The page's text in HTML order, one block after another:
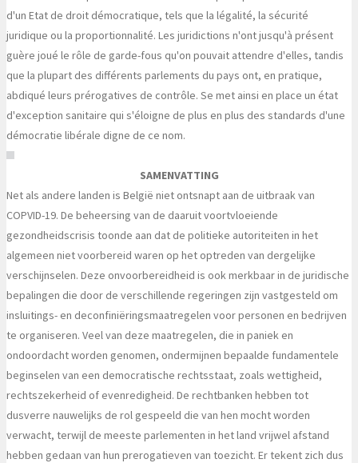
d'un Etat de droit démocratique, tels que la légalité, la sécurité
juridique ou la proportionnalité. Les juridictions n'ont jusqu'à présent
guère joué le rôle de garde-fous qu'on pouvait attendre d'elles, tandis
que la plupart des différents parlements du pays ont, en pratique,
abdiqué leurs prérogatives de contrôle. Se met ainsi en place un état
d'exception sanitaire qui s'éloigne de plus en plus des standards d'une
démocratie libérale digne de ce nom.
SAMENVATTING
Net als andere landen is België niet ontsnapt aan de uitbraak van
COPVID-19. De beheersing van de daaruit voortvloeiende
gezondheidscrisis toonde aan dat de politieke autoriteiten in het
algemeen niet voorbereid waren op het optreden van dergelijke
verschijnselen. Deze onvoorbereidheid is ook merkbaar in de juridische
bepalingen die door de verschillende regeringen zijn vastgesteld om
insluitings- en deconfiniëringsmaatregelen voor personen en bedrijven
te organiseren. Veel van deze maatregelen, die in paniek en
ondoordacht worden genomen, ondermijnen bepaalde fundamentele
beginselen van een democratische rechtsstaat, zoals wettigheid,
rechtszekerheid of evenredigheid. De rechtbanken hebben tot
dusverre nauwelijks de rol gespeeld die van hen mocht worden
verwacht, terwijl de meeste parlementen in het land vrijwel afstand
hebben gedaan van hun prerogatieven van toezicht. Er tekent zich dus